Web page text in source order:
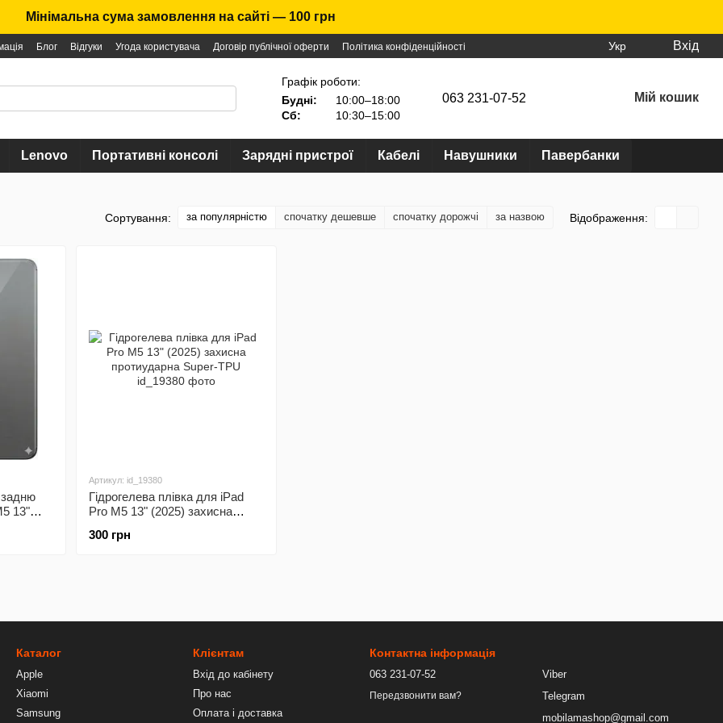
Мінімальна сума замовлення на сайті — 100 грн
Блог Відгуки Угода користувача Договір публічної оферти Політика конфіденційності Укр Вхід
Графік роботи:
Будні:
10:00–18:00
Сб:
10:30–15:00
063 231-07-52 Мій кошик
Lenovo Портативні консолі Зарядні пристрої Кабелі Навушники Павербанки
Сортування: за популярністю спочатку дешевше спочатку дорожчі за назвою Відображення:
задню
13"
Артикул: id_19380
Гідрогелева плівка для iPad
Pro M5 13" (2025) захисна
300 грн
Каталог
Apple
Xiaomi
Samsung
Клієнтам
Вхід до кабінету
Про нас
Оплата і доставка
Контактна інформація
063 231-07-52
Передзвонити вам?
Viber
Telegram
mobilamashop@gmail.com